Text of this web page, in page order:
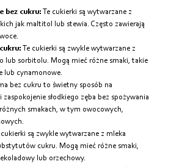
bez cukru: Te cukierki są wytwarzane z
jak maltitol lub stewia. Często zawierają
Te cukierki są zwykle wytwarzane z
lub sorbitolu. Mogą mieć różne smaki, takie
lub cynamonowe.
bez cukru to świetny sposób na
słodkiego zęba bez spożywania
smakach, w tym owocowych,
cukierki są zwykle wytwarzane z mleka
cukru. Mogą mieć różne smaki,
lub orzechowy.